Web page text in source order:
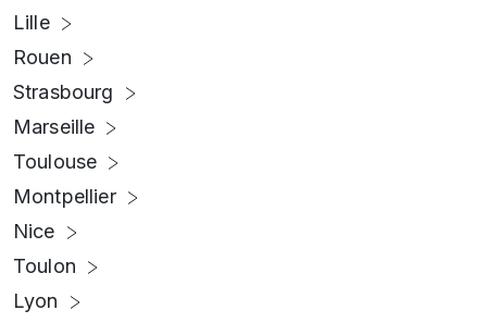
Lille
Rouen
Strasbourg
Marseille
Toulouse
Montpellier
Nice
Toulon
Lyon